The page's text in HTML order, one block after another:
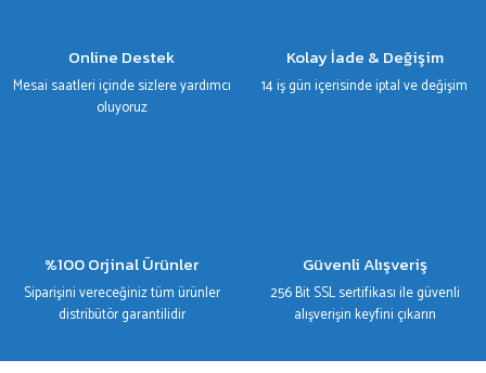
Online Destek
Mesai saatleri içinde sizlere yardımcı
oluyoruz
Kolay İade & Değişim
14 iş gün içerisinde iptal ve değişim
%100 Orjinal Ürünler
Siparişini vereceğiniz tüm ürünler
distribütör garantilidir
Güvenli Alışveriş
256 Bit SSL sertifikası ile güvenli
alışverişin keyfini çıkarın